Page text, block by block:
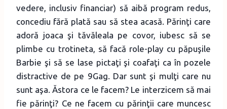
vedere, inclusiv financiar) să aibă program redus,
concediu fără plată sau să stea acasă. Părinţi care
adoră joaca şi tăvăleala pe covor, iubesc să se
plimbe cu trotineta, să facă role-play cu păpuşile
Barbie şi să se lase pictaţi şi coafaţi ca în pozele
distractive de pe 9Gag. Dar sunt şi mulţi care nu
sunt aşa. Ăstora ce le facem? Le interzicem să mai
fie părinţi? Ce ne facem cu părinţii care muncesc